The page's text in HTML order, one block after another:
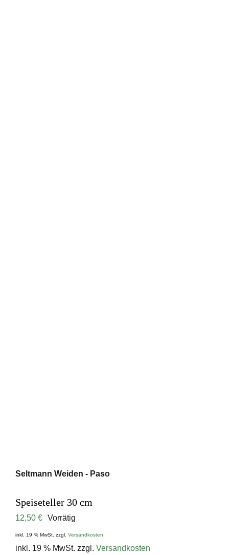
Seltmann Weiden - Paso
Speiseteller 30 cm
12,50 € Vorrätig
inkl. 19 % MwSt. zzgl. Versandkosten
inkl. 19 % MwSt. zzgl. Versandkosten